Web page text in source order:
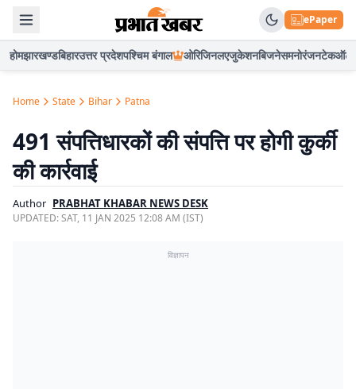
ePaper
होमझारखण्डबिहारउत्तर प्रदेशपश्चिम बंगाल ओरिजिनलएजुकेशनबिजनेसमनोरंजनटेकऑटो
Home State Bihar Patna
491 संपत्तिधारकों की संपत्ति पर होगी कुर्की
की कार्रवाई
Author PRABHAT KHABAR NEWS DESK
UPDATED:SAT, 11 JAN 2025 12:08 AM (IST)
विज्ञापन